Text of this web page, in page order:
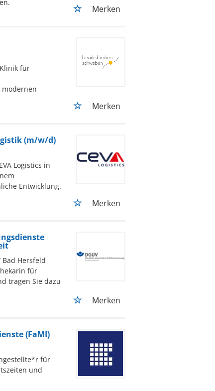
Merken
für
Merken
(m/w/d)
Logistics in
Entwicklung.
Merken
Bad Hersfeld
für
tragen Sie dazu
Merken
(FaMI)
für
und